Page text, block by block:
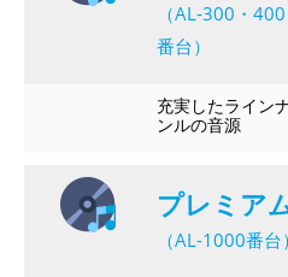
（AL-300・
番台）
充実したライン
ンルの音源
プレミア
（AL-1000番台）